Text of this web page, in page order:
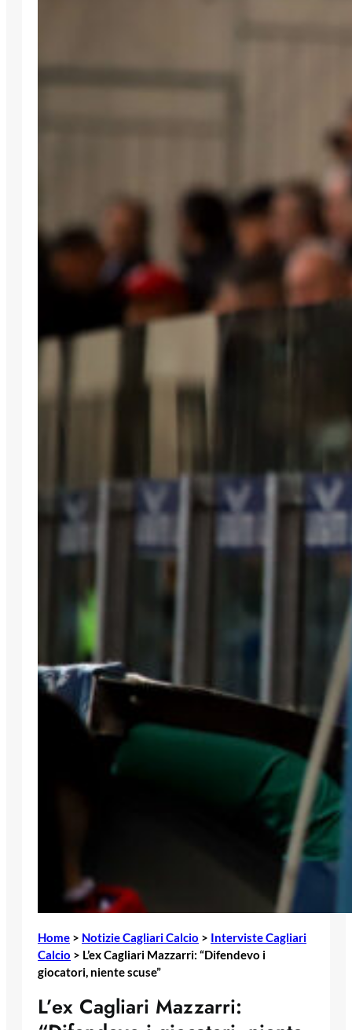
Home > Notizie Cagliari Calcio > Interviste Cagliari
Calcio > L’ex Cagliari Mazzarri: “Difendevo i
giocatori, niente scuse”
L’ex Cagliari Mazzarri: